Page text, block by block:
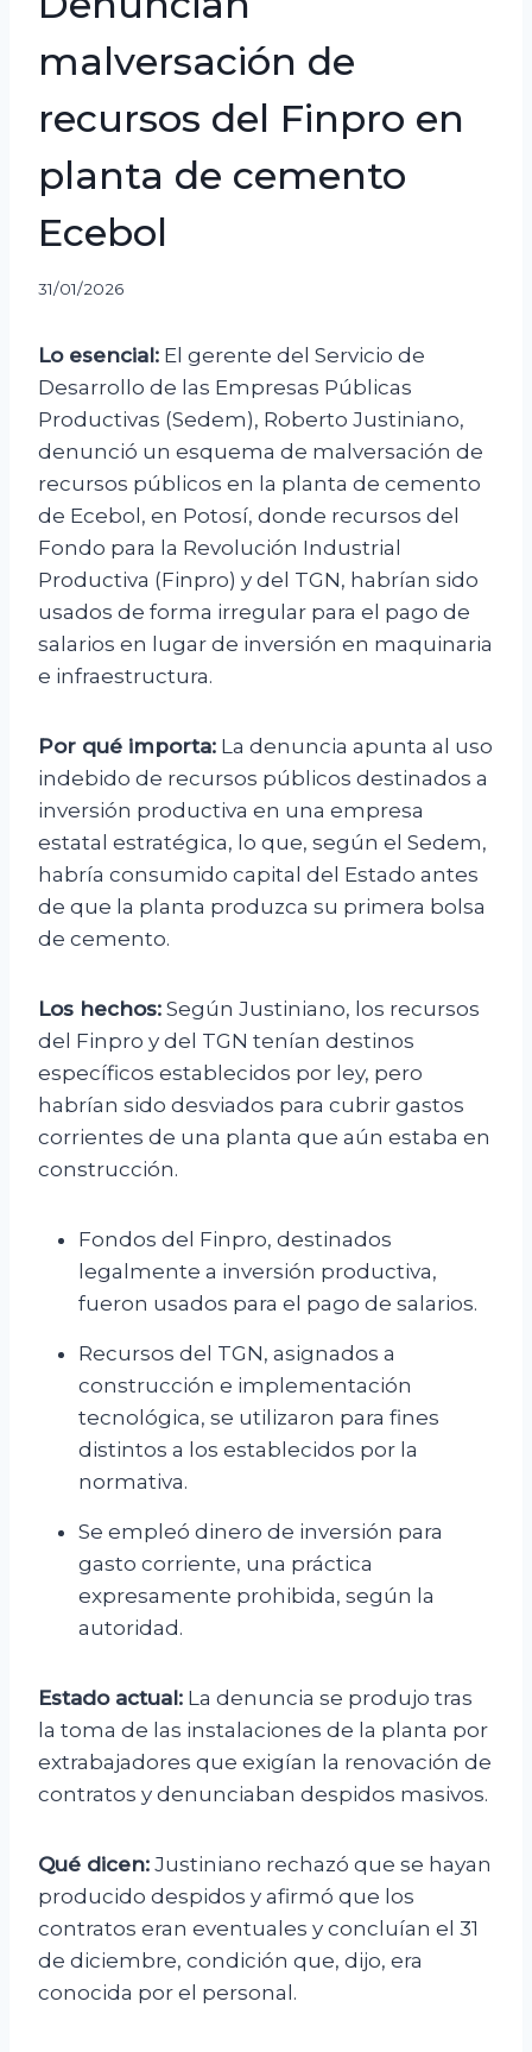
malversación de
recursos del Finpro en
planta de cemento
Ecebol
31/01/2026
Lo esencial: El gerente del Servicio de
Desarrollo de las Empresas Públicas
Productivas (Sedem), Roberto Justiniano,
denunció un esquema de malversación de
recursos públicos en la planta de cemento
de Ecebol, en Potosí, donde recursos del
Fondo para la Revolución Industrial
Productiva (Finpro) y del TGN, habrían sido
usados de forma irregular para el pago de
salarios en lugar de inversión en maquinaria
e infraestructura.
Por qué importa: La denuncia apunta al uso
indebido de recursos públicos destinados a
inversión productiva en una empresa
estatal estratégica, lo que, según el Sedem,
habría consumido capital del Estado antes
de que la planta produzca su primera bolsa
de cemento.
Los hechos: Según Justiniano, los recursos
del Finpro y del TGN tenían destinos
específicos establecidos por ley, pero
habrían sido desviados para cubrir gastos
corrientes de una planta que aún estaba en
construcción.
Fondos del Finpro, destinados
legalmente a inversión productiva,
fueron usados para el pago de salarios.
Recursos del TGN, asignados a
construcción e implementación
tecnológica, se utilizaron para fines
distintos a los establecidos por la
normativa.
Se empleó dinero de inversión para
gasto corriente, una práctica
expresamente prohibida, según la
autoridad.
Estado actual: La denuncia se produjo tras
la toma de las instalaciones de la planta por
extrabajadores que exigían la renovación de
contratos y denunciaban despidos masivos.
Qué dicen: Justiniano rechazó que se hayan
producido despidos y afirmó que los
contratos eran eventuales y concluían el 31
de diciembre, condición que, dijo, era
conocida por el personal.